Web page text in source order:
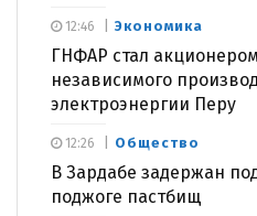
Экономика
ГНФАР стал
независимого
электроэнергии Перу
12:46
Общество
В Зардабе задержан
поджоге пастбищ
12:26